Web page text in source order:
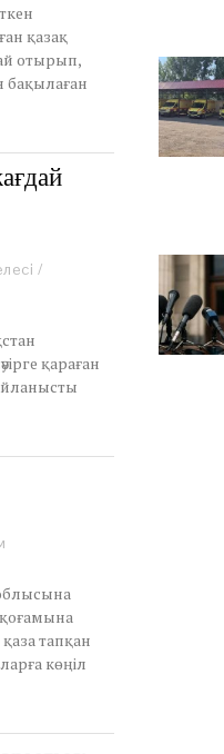
қазақ
отырып,
бақылаған
/
қараған
тапқан
көңіл